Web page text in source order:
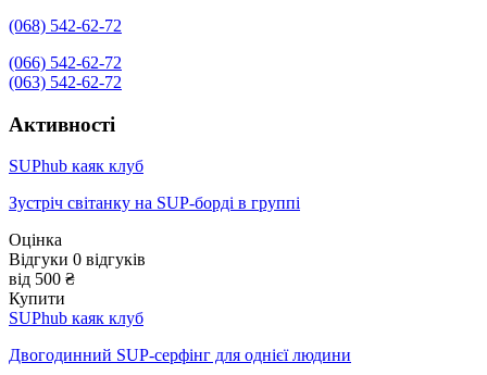
(068) 542-62-72
(066) 542-62-72
(063) 542-62-72
Активності
SUPhub каяк клуб
Зустріч світанку на SUP-борді в группі
Оцінка
Відгуки 0 відгуків
від 500 ₴
Купити
SUPhub каяк клуб
Двогодинний SUP-серфінг для однієї людини